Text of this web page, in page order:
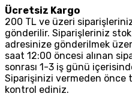
Ücretsiz Kargo
200 TL ve üzeri
gönderilir. Siparişleriniz
adresinize gönderilmek
saat 12:00 öncesi alınan
sonrası 1-3 iş günü
Siparişinizi vermeden
kontrol ediniz.